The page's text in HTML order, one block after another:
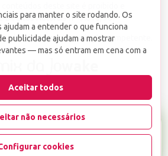
+ Adicionar ao carrinho
deste site é proibido e
Direitos Autorais nº 9.610/98.
diretamente ao órgão competente.
para manter o site rodando. Os
ajudam a entender o que funciona
publicidade ajudam a mostrar
— mas só entram em cena com a
Aceitar todos
não necessários
cookies